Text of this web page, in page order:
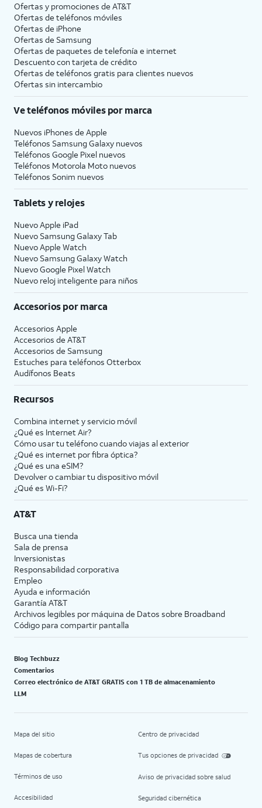
Ofertas y promociones de AT&T
Ofertas de teléfonos móviles
Ofertas de iPhone
Ofertas de Samsung
Ofertas de paquetes de telefonía e internet
Descuento con tarjeta de crédito
Ofertas de teléfonos gratis para clientes nuevos
Ofertas sin intercambio
Ve teléfonos móviles por marca
Nuevos iPhones de Apple
Teléfonos Samsung Galaxy nuevos
Teléfonos Google Pixel nuevos
Teléfonos Motorola Moto nuevos
Teléfonos Sonim nuevos
Tablets y relojes
Nuevo Apple iPad
Nuevo Samsung Galaxy Tab
Nuevo Apple Watch
Nuevo Samsung Galaxy Watch
Nuevo Google Pixel Watch
Nuevo reloj inteligente para niños
Accesorios por marca
Accesorios Apple
Accesorios de AT&T
Accesorios de Samsung
Estuches para teléfonos Otterbox
Audífonos Beats
Recursos
Combina internet y servicio móvil
¿Qué es Internet Air?
Cómo usar tu teléfono cuando viajas al exterior
¿Qué es internet por fibra óptica?
¿Qué es una eSIM?
Devolver o cambiar tu dispositivo móvil
¿Qué es Wi-Fi?
AT&T
Busca una tienda
Sala de prensa
Inversionistas
Responsabilidad corporativa
Empleo
Ayuda e información
Garantía AT&T
Archivos legibles por máquina de Datos sobre Broadband
Código para compartir pantalla
Blog Techbuzz
Comentarios
Correo electrónico de AT&T GRATIS con 1 TB de almacenamiento
LLM
Mapa del sitio
Mapas de cobertura
Términos de uso
Accesibilidad
Centro de privacidad
Tus opciones de privacidad
Aviso de privacidad sobre salud
Seguridad cibernética